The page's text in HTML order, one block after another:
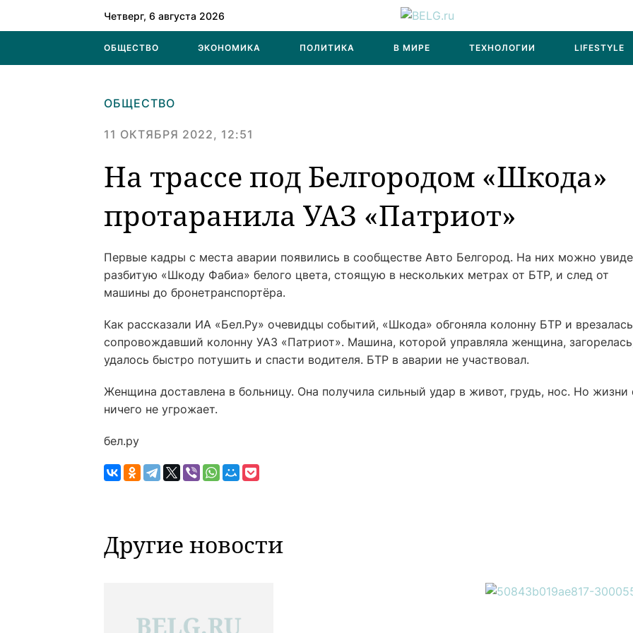
Четверг, 6 августа 2026
ОБЩЕСТВО ЭКОНОМИКА ПОЛИТИКА В МИРЕ ТЕХНОЛОГИИ LIFESTYLE
ОБЩЕСТВО
11 ОКТЯБРЯ 2022, 12:51
На трассе под Белгородом «Шкода»
протаранила УАЗ «Патриот»‍
Первые кадры с места аварии появились в сообществе Авто Белгород. На них можно
разбитую «Шкоду Фабиа» белого цвета, стоящую в нескольких метрах от БТР, и след от
машины до бронетранспортёра.
Как рассказали ИА «Бел.Ру» очевидцы событий, «Шкода» обгоняла колонну БТР и
сопровождавший колонну УАЗ «Патриот». Машина, которой управляла женщина,
удалось быстро потушить и спасти водителя. БТР в аварии не участвовал.
Женщина доставлена в больницу. Она получила сильный удар в живот, грудь, нос. Но жизни
ничего не угрожает.
бел.ру
Другие новости